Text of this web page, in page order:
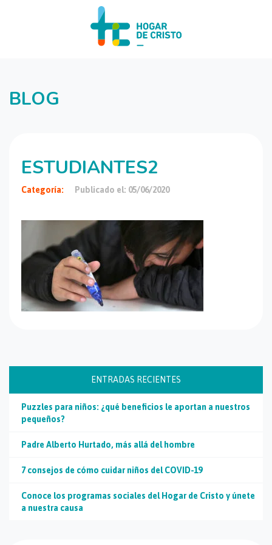
BLOG
ESTUDIANTES2
Categoría: Publicado el: 05/06/2020
ENTRADAS RECIENTES
Puzzles para niños: ¿qué beneficios le aportan a nuestros
pequeños?
Padre Alberto Hurtado, más allá del hombre
7 consejos de cómo cuidar niños del COVID-19
Conoce los programas sociales del Hogar de Cristo y únete
a nuestra causa